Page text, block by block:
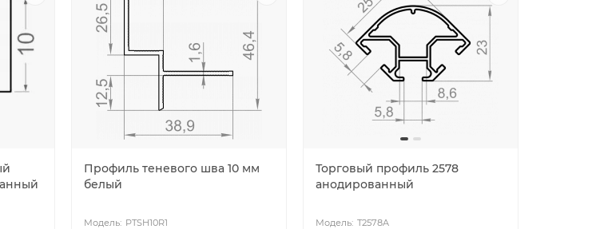
Профиль теневого шва 10 мм
белый
PTSH10R1
Торговый профиль 2578
анодированный
T2578A